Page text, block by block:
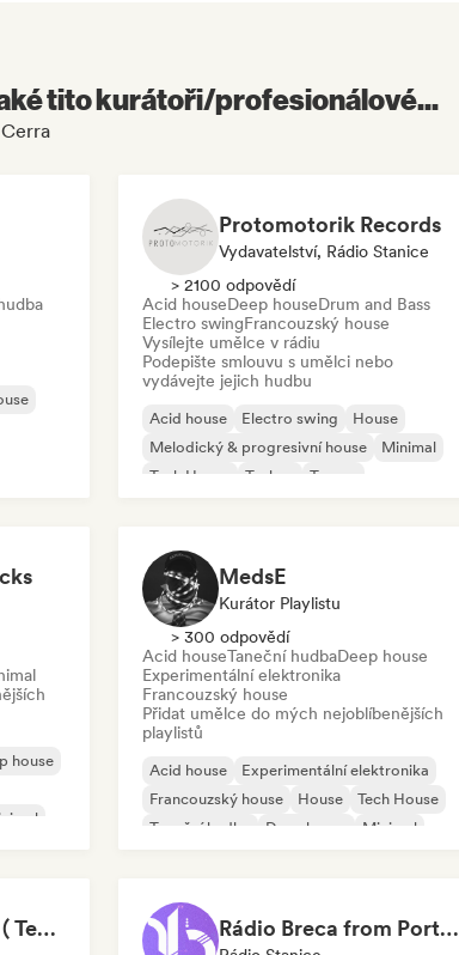
tito kurátoři/profesionálové...
Protomotorik Records
Vydavatelství, Rádio Stanice
> 2100 odpovědí
Acid houseDeep houseDrum and Bass
Electro swingFrancouzský house
Vysílejte umělce v rádiu
Podepište smlouvu s umělci nebo
vydávejte jejich hudbu
Acid house Electro swing
House
Melodický & progresivní house
Minimal
Tech House
Techno Trance
house
MedsE
Kurátor Playlistu
> 300 odpovědí
Acid houseTaneční hudbaDeep house
Experimentální elektronika
Francouzský house
Přidat umělce do mých nejoblíbenějších
playlistů
Acid house
Experimentální elektronika
Francouzský house
House
Tech House
Taneční hudba
Deep house Minimal
Boiler Room 2026 ( Techno , Melodic , Underground ) Rádio Breca from Portugal